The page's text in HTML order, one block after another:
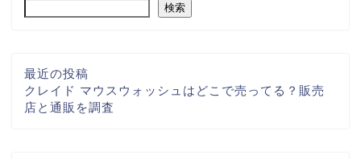
検索
最近の投稿
クレイド マウスウォッシュはどこで売ってる？販売
店と通販を調査